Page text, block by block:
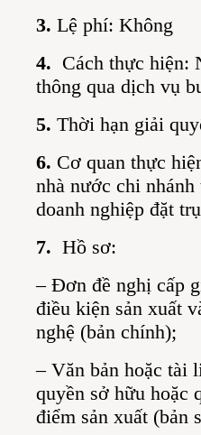
3. Lệ phí: Không
4. Cách thực hiện:
thông qua dịch vụ
5. Thời hạn giải
6. Cơ quan thực
nhà nước chi
doanh nghiệp đặt
7. Hồ sơ:
– Đơn đề nghị cấp
điều kiện sản xuất
nghệ (bản chính);
– Văn bản hoặc tài
quyền sở hữu hoặc
điểm sản xuất (bản